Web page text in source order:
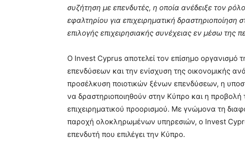
συζήτηση με επενδυτές, η οποία ανέδειξε τον
εφαλτηρίου για επιχειρηματική
επιλογής επιχειρησιακής συνέχειας εν μέσω της
Ο Invest Cyprus αποτελεί τον επίσημο οργανισμό
επενδύσεων και την ενίσχυση της οικονομικής
προσέλκυση ποιοτικών ξένων επενδύσεων, η
να δραστηριοποιηθούν στην Κύπρο και η προβολή
επιχειρηματικού προορισμού. Με γνώμονα τη
παροχή ολοκληρωμένων υπηρεσιών, ο Invest
επενδυτή που επιλέγει την Κύπρο.